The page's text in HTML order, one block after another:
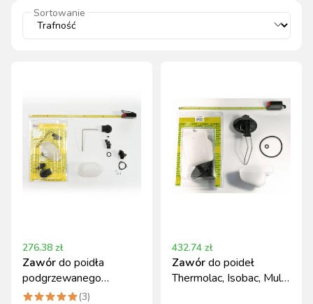
Sortowanie
276.38 zł
Zawórdo poidła
podgrzewanego
LAKCHO 10-
(3)
432.74 zł
Zawórdo poideł
Thermolac, Isobac, Multi